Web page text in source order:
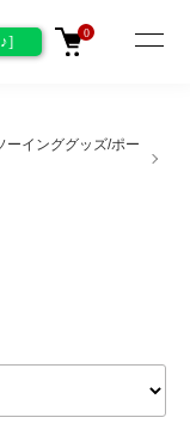
0
ーインググッズ/ポー